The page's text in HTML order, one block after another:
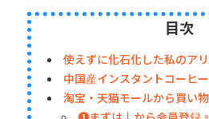
目次
使えずに化石化した私のア
中国産インスタントコーヒ
淘宝・天猫モールから買い